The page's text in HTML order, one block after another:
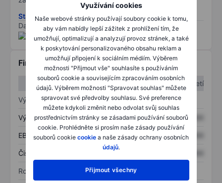
Využívání cookies
Naše webové stránky používají soubory cookie k tomu,
aby vám nabídly lepší zážitek z prohlížení tím, že
umožňují, optimalizují a analyzují provoz stránek, a také
k poskytování personalizovaného obsahu reklam a
umožňují připojení k sociálním médiím. Výběrem
možnosti "Přijmout vše" souhlasíte s používáním
souborů cookie a souvisejícím zpracováním osobních
údajů. Výběrem možnosti "Spravovat souhlas" můžete
spravovat své předvolby souhlasu. Své preference
můžete kdykoli změnit nebo odvolat svůj souhlas
prostřednictvím stránky se zásadami používání souborů
cookie. Prohlédněte si prosím naše zásady používání
souborů cookie cookie a naše zásady ochrany osobních
údajů.
Přijmout všechny
Stáhněte si metodiku rizik ESG
Data poskytnuta od
/
Finanční informace
1. čtvrtletí
2. čtvrtletí
Výkaz zisku a ztráty
Výnos XXXXXXX XXXXXXX
EBITDA XXXXXXX XXXXXXX
Čistý příjem
Rozvaha